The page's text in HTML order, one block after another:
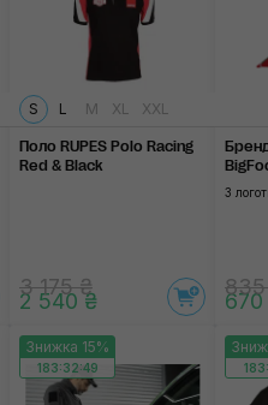
S L M XL XXL
Поло RUPES Polo Racing
Red & Black
3 175 ₴
2 540 ₴
З
670
Знижка 15%
183:32:48